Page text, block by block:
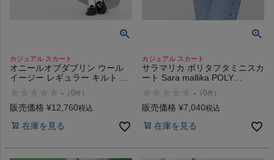
スポーツマリオTOP
お気に入り
ご利用ガイド
カジュアル スカート
オニールオブダブリン ウール
イージー レギュラー キルト チ
ク柄 カジュアル 巻きスカート
プリーツ トラッド 定番 ONEIL
KILT 5073 アウトレット セール
- （0件 ）
販売価格 ¥12,760税込
在庫を見る
カジュアル スカート
サラマリカ ポリタフタミニスカ
ート Sara mallika POLY
- （0件 ）
販売価格 ¥7,040税込
在庫を見る